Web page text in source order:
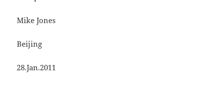
Mike Jones
Beijing
28.Jan.2011